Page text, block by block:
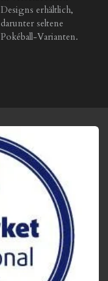
Designs erhältlich,
darunter seltene
Pokéball-Varianten.